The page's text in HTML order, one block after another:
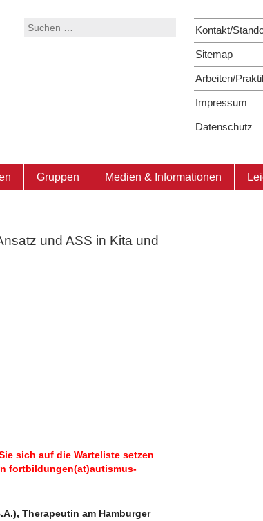
Kontakt/
Sitemap
Arbeiten/
Impressum
Datenschutz
Suchen
Gruppen Medien & Informationen
und ASS in Kita und
sich auf die Warteliste setzen
fortbildungen(at)autismus-
Therapeutin am Hamburger